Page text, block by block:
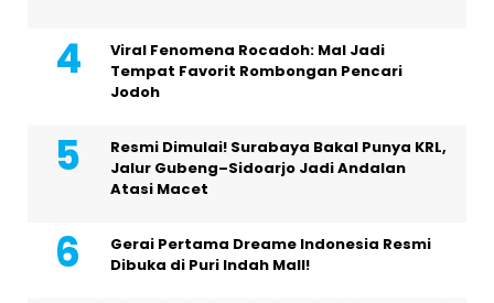
Viral Fenomena Rocadoh: Mal Jadi
Tempat Favorit Rombongan Pencari
Jodoh
Resmi Dimulai! Surabaya Bakal Punya KRL,
Jalur Gubeng–Sidoarjo Jadi Andalan
Atasi Macet
Gerai Pertama Dreame Indonesia Resmi
Dibuka di Puri Indah Mall!